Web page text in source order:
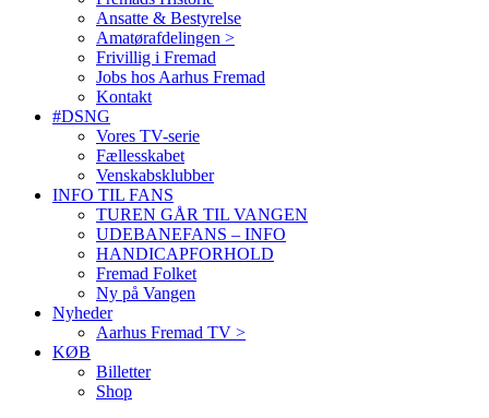
Ansatte & Bestyrelse
Amatørafdelingen >
Frivillig i Fremad
Jobs hos Aarhus Fremad
Kontakt
#DSNG
Vores TV-serie
Fællesskabet
Venskabsklubber
INFO TIL FANS
TUREN GÅR TIL VANGEN
UDEBANEFANS – INFO
HANDICAPFORHOLD
Fremad Folket
Ny på Vangen
Nyheder
Aarhus Fremad TV >
KØB
Billetter
Shop